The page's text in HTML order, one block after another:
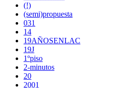
(!)
(semi)propuesta
031
14
19AÑOSENLAC
19J
1ºpiso
2-minutos
20
2001